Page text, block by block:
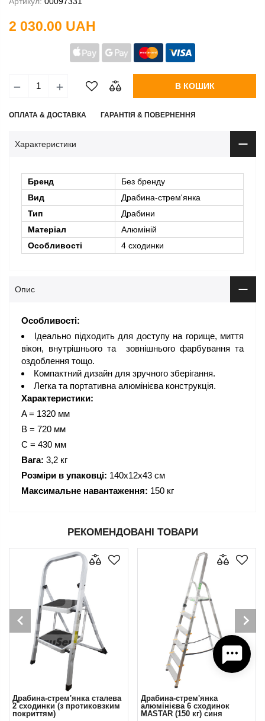
2 030.00 UAH
В КОШИК
ОПЛАТА & ДОСТАВКА ГАРАНТІЯ & ПОВЕРНЕННЯ
Характеристики
Бренд
Без бренду
Вид
Драбина-стрем'янка
Тип
Драбини
Матеріал
Алюміній
Особливості
4 сходинки
Опис
Особливості:
Ідеально підходить для доступу на горище, миття
вікон, внутрішнього та зовнішнього фарбування та
оздоблення тощо.
Компактний дизайн для зручного зберігання.
Легка та портативна алюмінієва конструкція.
Характеристики:
A = 1320 мм
B = 720 мм
C = 430 мм
Вага: 3,2 кг
Розміри в упаковці: 140х12х43 см
Максимальне навантаження: 150 кг
РЕКОМЕНДОВАНІ ТОВАРИ
Драбина-стрем'янка сталева
2 сходинки (з протиковзким
покриттям)
Драбина-стрем'янка
алюмінієва 6 сходинок
MASTAR (150 кг) синя